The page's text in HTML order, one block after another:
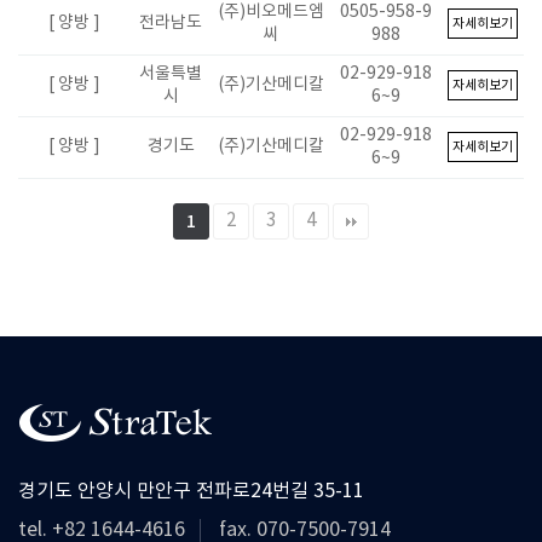
[ 양방 ] 전라남도
(주)비오메드엠
씨
0505-958-9
988
자세히보기
[ 양방 ]
서울특별
시
(주)기산메디칼
02-929-918
6~9
자세히보기
[ 양방 ] 경기도 (주)기산메디칼
02-929-918
6~9
자세히보기
1 2 3 4
경기도 안양시 만안구 전파로24번길 35-11
tel. +82 1644-4616
fax. 070-7500-7914